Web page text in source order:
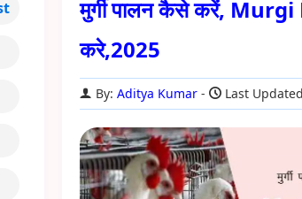
मुर्गी पालन कैसे करें,
करे,2025
By:Aditya Kumar Last